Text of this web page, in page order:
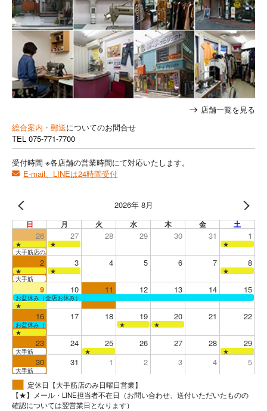
店舗一覧を見る
総合案内・郵送についてのお問合せ
TEL 075-771-7700
受付時間 ※各店舗の営業時間にて対応いたします。
E-mail、LINEは24時間受付
2026年 8月
日 月 火 水 木 金 土
26 27 28 29 30 31 1
★ ★
★
大手筋店のみ営業
2 3 4 5 6 7 8
★ ★
★
大手筋
9 10 11 12 13 14 15
お盆休み（全店お休み）
★
16 17 18 19 20 21 22
お盆休み（全店お休み） ★
★
★
23 24 25 26 27 28 29
大手筋 ★ ★
30 31 1 2 3 4 5
大手筋
定休日【大手筋店のみ日曜日営業】
【★】メール・LINE担当者不在日（お問い合わせ、送付いただいたものの
確認については翌営業日となります）